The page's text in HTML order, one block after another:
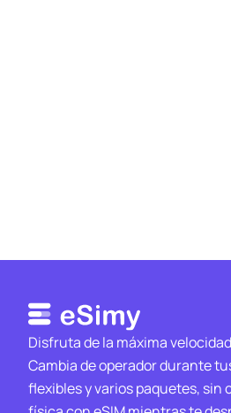
Disfruta de la máxima
Cambia de operador durante
flexibles y varios paquetes, sin